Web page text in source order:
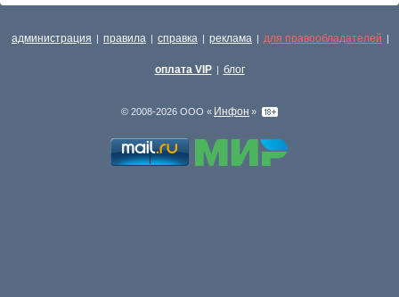
администрация | правила | справка | реклама | для правообладателей |
оплата VIP | блог
© 2008-2026 ООО « Инфон »